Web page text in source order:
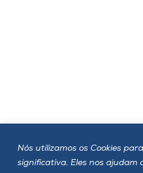
Nós utilizamos os Cookies
significativa. Eles nos ajudam